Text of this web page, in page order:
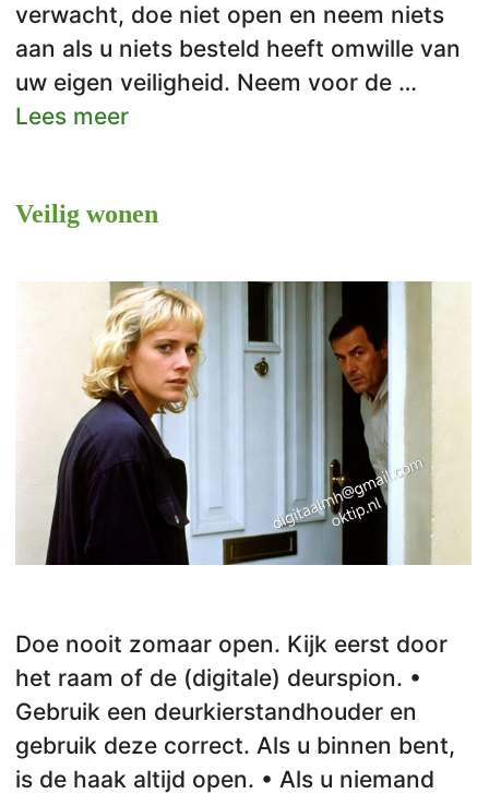
verwacht, doe niet open en neem niets
aan als u niets besteld heeft omwille van
uw eigen veiligheid. Neem voor de …
Lees meer
Veilig wonen
Doe nooit zomaar open. Kijk eerst door
het raam of de (digitale) deurspion. •
Gebruik een deurkierstandhouder en
gebruik deze correct. Als u binnen bent,
is de haak altijd open. • Als u niemand